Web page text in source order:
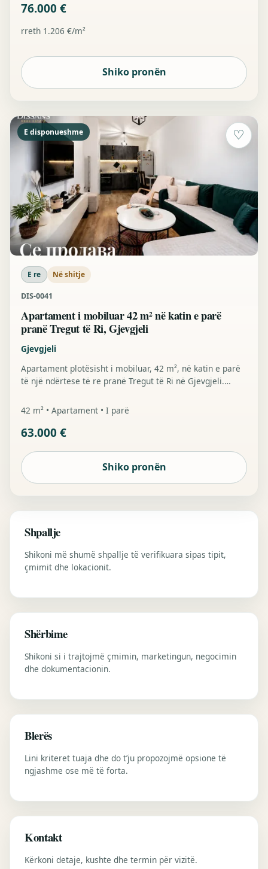
76.000 €
rreth 1.206 €/m²
Shiko pronën
♡
E disponueshme
E re Në shitje
DIS-0041
Apartament i mobiluar 42 m² në katin e parë
pranë Tregut të Ri, Gjevgjeli
Gjevgjeli
Apartament plotësisht i mobiluar, 42 m², në katin e parë
të një ndërtese të re pranë Tregut të Ri në Gjevgjeli.
kopsht, shkollë fillore dhe park.
42 m² • Apartament • I parë
63.000 €
Shiko pronën
Shpallje
Shikoni më shumë shpallje të verifikuara sipas tipit,
çmimit dhe lokacionit.
Shërbime
Shikoni si i trajtojmë çmimin, marketingun, negocimin
dhe dokumentacionin.
Blerës
Lini kriteret tuaja dhe do t’ju propozojmë opsione të
ngjashme ose më të forta.
Kontakt
Kërkoni detaje, kushte dhe termin për vizitë.